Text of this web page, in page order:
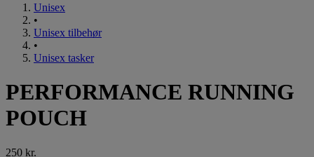
Unisex
•
Unisex tilbehør
•
Unisex tasker
PERFORMANCE RUNNING
POUCH
250 kr.